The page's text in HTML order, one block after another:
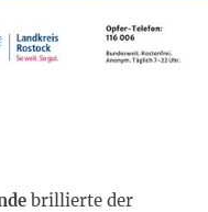
brillierte der